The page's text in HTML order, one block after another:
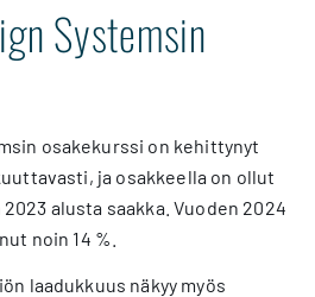
Systemsin
osakekurssi on kehittynyt
ja osakkeella on ollut
alusta saakka. Vuoden 2024
noin 14 %.
laadukkuus näkyy myös